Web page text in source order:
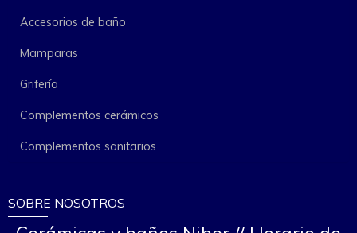
Accesorios de baño
Mamparas
Grifería
Complementos cerámicos
Complementos sanitarios
SOBRE NOSOTROS